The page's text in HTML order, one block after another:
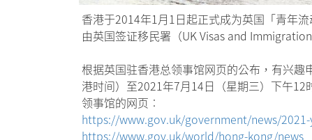
香港于2014年1月1日起正式成为英国「青年
由英国签证移民署（UK Visas and
根据英国驻香港总领事馆网页的公布，有兴
港时间）至2021年7月14日（星期三）下午
领事馆的网页︰
https://www.gov.uk/government/news/
https://www.gov.uk/world/hong-kong/news